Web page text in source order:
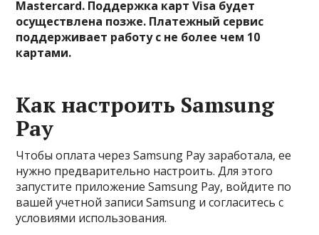
Mastercard. Поддержка карт Visa будет
осуществлена позже. Платежный сервис
поддерживает работу с не более чем 10
картами.
Как настроить Samsung
Pay
Чтобы оплата через Samsung Pay заработала, ее
нужно предварительно настроить. Для этого
запустите приложение Samsung Pay, войдите по
вашей учетной записи Samsung и согласитесь с
условиями использования.